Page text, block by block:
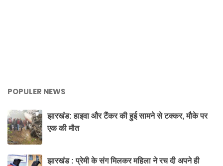
POPULER NEWS
झारखंड: हाइवा और टैंकर की हुई सामने से टक्कर, मौके पर
एक की मौत
झारखंड : प्रेमी के संग मिलकर महिला ने रच दी अपने ही